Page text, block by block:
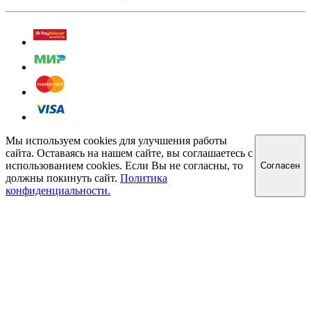
Мы используем cookies для улучшения работы
сайта. Оставаясь на нашем сайте, вы соглашаетесь с
использованием cookies. Если Вы не согласны, то
должны покинуть сайт. Политика
конфиденциальности.
Cогласен